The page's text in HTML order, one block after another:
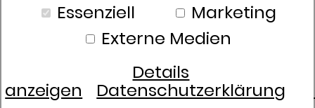
Essenziell
Marketing
Externe Medien
Details
anzeigen Datenschutzerklärung